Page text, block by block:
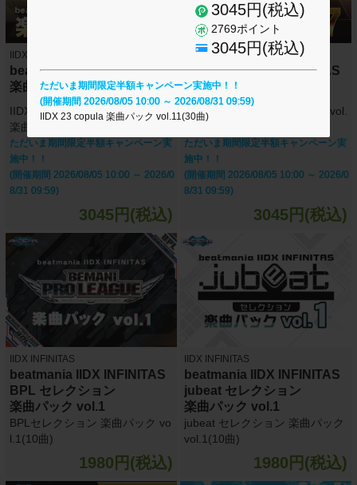
3045円(税込)
2769ポイント
3045円(税込)
ただいま期間限定半額キャンペーン実施中！！
(開催期間 2026/08/05 10:00 ～ 2026/08/31 09:59)
IIDX 23 copula 楽曲パック vol.11(30曲)
IIDX INFINITAS
beatmania IIDX INFINITAS
楽曲パック vol.18
IIDX 26 Rootage +セレクション
楽曲パック vol.18(30曲)
ただいま期間限定半額キャンペーン実
施中！！
(開催期間 2026/08/05 10:00 ～ 2026/0
8/31 09:59)
3045円(税込)
IIDX INFINITAS
beatmania IIDX INFINITAS
楽曲パック vol.17
IIDX 26 Rootage 楽曲パック vol.
ただいま期間限定半額キャンペーン実
施中！！
(開催期間 2026/08/05 10:00 ～ 2026/0
8/31 09:59)
3045円(税込)
IIDX INFINITAS
beatmania IIDX INFINITAS
BPL セレクション
楽曲パック vol.1
BPLセレクション 楽曲パック vo
l.1(10曲)
1980円(税込)
IIDX INFINITAS
beatmania IIDX INFINITAS
jubeat セレクション
楽曲パック vol.1
jubeat セレクション 楽曲パック
vol.1(10曲)
1980円(税込)